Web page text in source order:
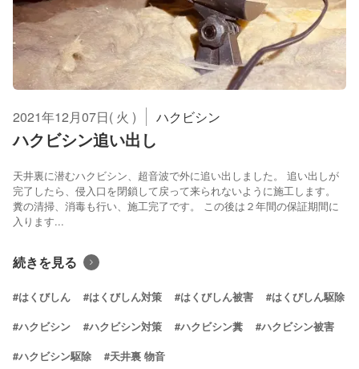
2021年12月07日( 火 ) ハクビシン
ハクビシン追い出し
天井裏に潜むハクビシン、超音波で外に追い出しました。 追い出しが
完了したら、侵入口を閉鎖して戻って来られないように施工します。
糞の清掃、消毒も行い、施工完了です。 この後は２年間の保証期間に
入ります...
続きを見る
#はくびしん #はくびしん対策 #はくびしん被害 #はくびしん駆除
#ハクビシン #ハクビシン対策 #ハクビシン糞 #ハクビシン被害
#ハクビシン駆除 #天井裏 物音